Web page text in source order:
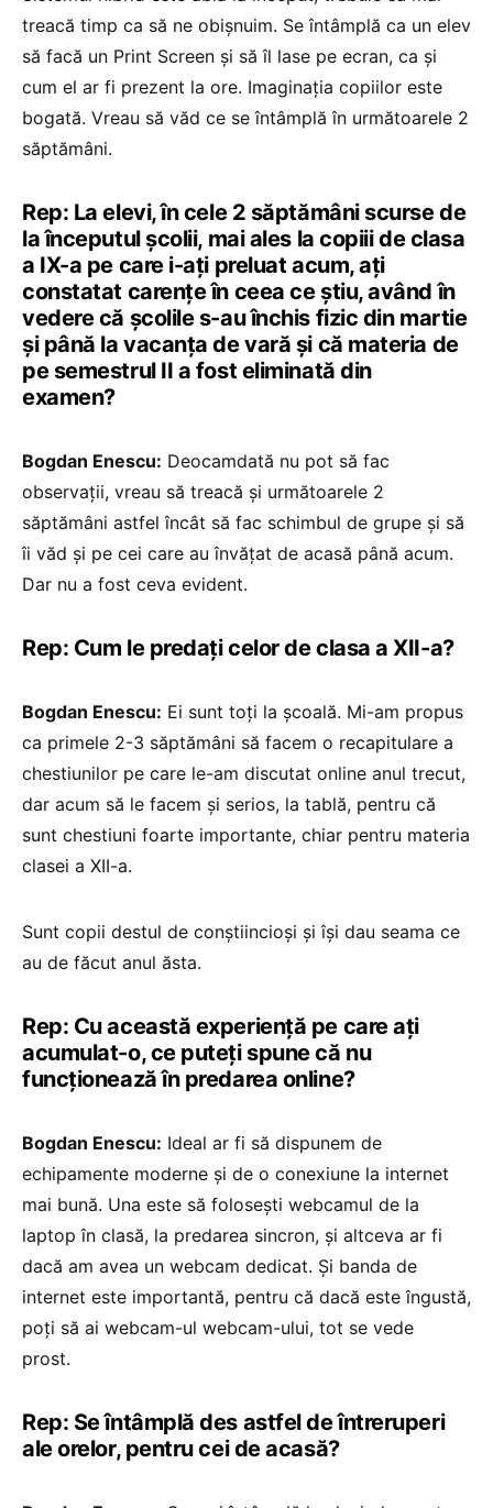
treacă timp ca să ne obișnuim. Se întâmplă ca un elev
să facă un Print Screen și să îl lase pe ecran, ca și
cum el ar fi prezent la ore. Imaginația copiilor este
bogată. Vreau să văd ce se întâmplă în următoarele 2
săptămâni.
Rep: La elevi, în cele 2 săptămâni scurse de
la începutul școlii, mai ales la copiii de clasa
a IX-a pe care i-ați preluat acum, ați
constatat carențe în ceea ce știu, având în
vedere că școlile s-au închis fizic din martie
și până la vacanța de vară și că materia de
pe semestrul II a fost eliminată din
examen?
Bogdan Enescu: Deocamdată nu pot să fac
observații, vreau să treacă și următoarele 2
săptămâni astfel încât să fac schimbul de grupe și să
îi văd și pe cei care au învățat de acasă până acum.
Dar nu a fost ceva evident.
Rep: Cum le predați celor de clasa a XII-a?
Bogdan Enescu: Ei sunt toți la școală. Mi-am propus
ca primele 2-3 săptămâni să facem o recapitulare a
chestiunilor pe care le-am discutat online anul trecut,
dar acum să le facem și serios, la tablă, pentru că
sunt chestiuni foarte importante, chiar pentru materia
clasei a XII-a.
Sunt copii destul de conștiincioși și își dau seama ce
au de făcut anul ăsta.
Rep: Cu această experiență pe care ați
acumulat-o, ce puteți spune că nu
funcționează în predarea online?
Bogdan Enescu: Ideal ar fi să dispunem de
echipamente moderne și de o conexiune la internet
mai bună. Una este să folosești webcamul de la
laptop în clasă, la predarea sincron, și altceva ar fi
dacă am avea un webcam dedicat. Și banda de
internet este importantă, pentru că dacă este îngustă,
poți să ai webcam-ul webcam-ului, tot se vede
prost.
Rep: Se întâmplă des astfel de întreruperi
ale orelor, pentru cei de acasă?